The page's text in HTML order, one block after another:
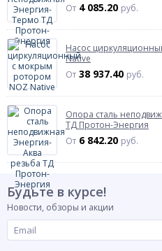
Тип затвора
Тип затвора
Характеризует способ управления и
управления крана
Цвет ручки/бабочки
Тип прохода
Тип прохода
Характеризует отношение размера
шара к размеру присоединяемого
трубопровода
ГОСТ
Материал
Газ
Газ
Указывается для тех кранов
разрешение на установку на
От 4 085.20 руб.
Насос
Native
От 38 937.40 руб.
Опора сталь
ТД Протон-Энергия
От 6 842.20 руб.
Будьте в курсе!
Новости, обзоры и акции